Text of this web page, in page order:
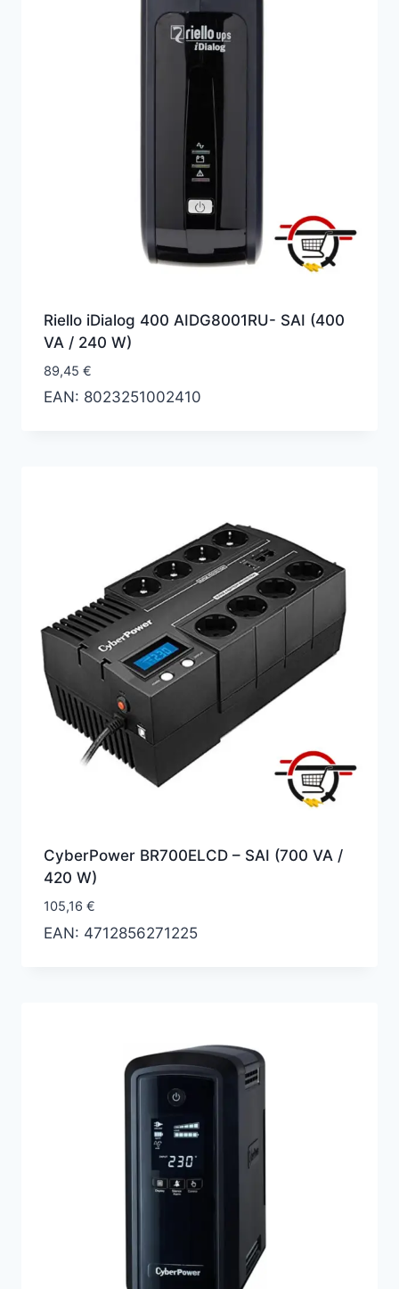
Riello iDialog 400 AIDG8001RU- SAI (400
VA / 240 W)
89,45 €
EAN: 8023251002410
CyberPower BR700ELCD – SAI (700 VA /
420 W)
105,16 €
EAN: 4712856271225